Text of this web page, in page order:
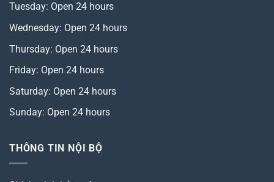
Tuesday: Open 24 hours
Wednesday: Open 24 hours
Thursday: Open 24 hours
Friday: Open 24 hours
Saturday: Open 24 hours
Sunday: Open 24 hours
THÔNG TIN NỘI BỘ